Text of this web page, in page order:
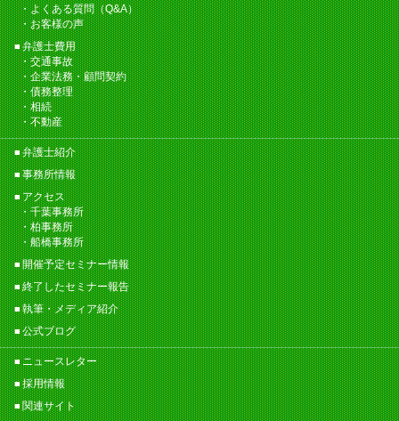
よくある質問（Q&A）
お客様の声
弁護士費用
交通事故
企業法務・顧問契約
債務整理
相続
不動産
弁護士紹介
事務所情報
アクセス
千葉事務所
柏事務所
船橋事務所
開催予定セミナー情報
終了したセミナー報告
執筆・メディア紹介
公式ブログ
ニュースレター
採用情報
関連サイト